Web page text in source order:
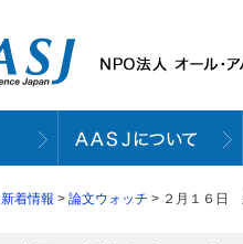
新着情報 > 論文ウォッチ > ２月１６日